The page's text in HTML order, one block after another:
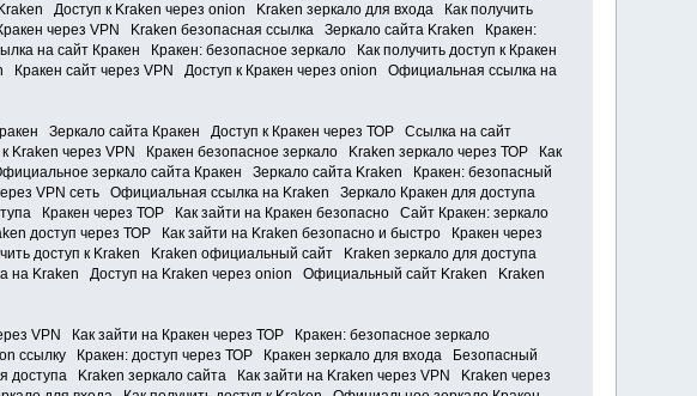
Доступ к Kraken через onion Kraken зеркало для входа Как получить
через VPN Kraken безопасная ссылка Зеркало сайта Kraken Кракен:
на сайт Кракен Кракен: безопасное зеркало Как получить доступ к Кракен
сайт через VPN Доступ к Кракен через onion Официальная ссылка на
Зеркало сайта Кракен Доступ к Кракен через ТОР Ссылка на сайт
через VPN Кракен безопасное зеркало Kraken зеркало через ТОР Как
зеркало сайта Кракен Зеркало сайта Kraken Кракен: безопасный
VPN сеть Официальная ссылка на Kraken Зеркало Кракен для доступа
Кракен через ТОР Как зайти на Кракен безопасно Сайт Кракен: зеркало
доступ через ТОР Как зайти на Kraken безопасно и быстро Кракен через
доступ к Kraken Kraken официальный сайт Kraken зеркало для доступа
на Kraken Доступ на Kraken через onion Официальный сайт Kraken Kraken
VPN Как зайти на Кракен через ТОР Кракен: безопасное зеркало
ссылку Кракен: доступ через ТОР Кракен зеркало для входа Безопасный
Kraken зеркало сайта Как зайти на Kraken через VPN Kraken через